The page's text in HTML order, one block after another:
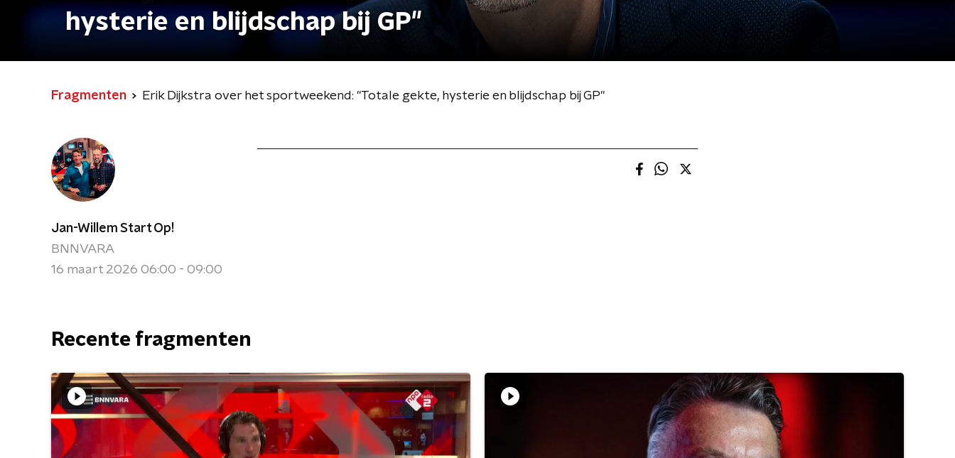
hysterie en blijdschap bij GP"
Fragmenten Erik Dijkstra over het sportweekend: "Totale gekte, hysterie en blijdschap bij GP"
Jan-Willem Start Op!
BNNVARA
16 maart 2026 06:00 - 09:00
Recente fragmenten